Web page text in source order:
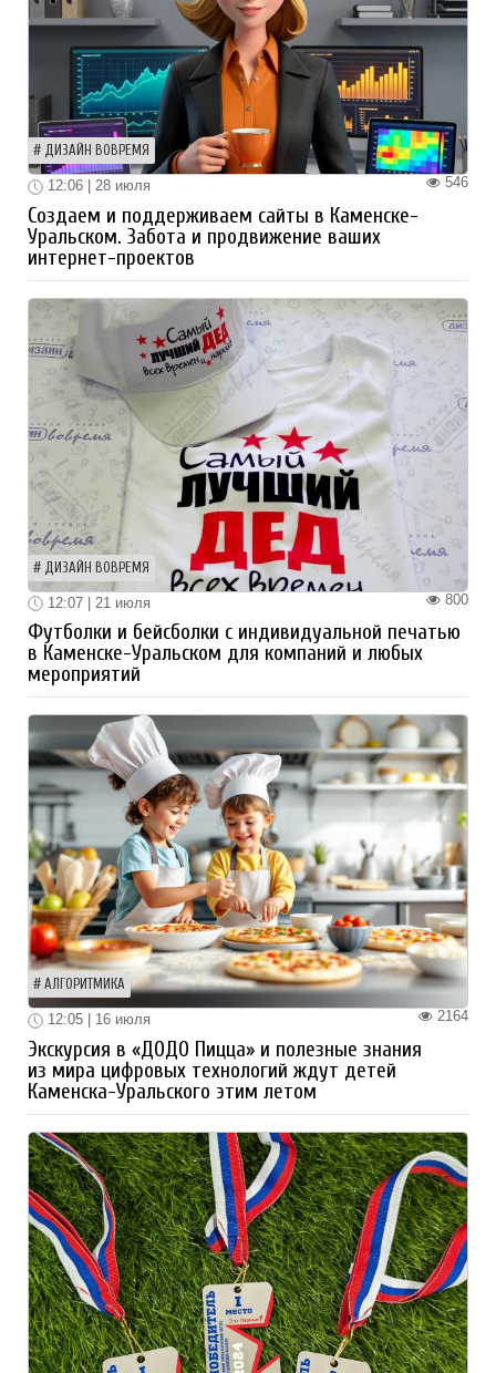
ДИЗАЙН ВОВРЕМЯ
546
12:06 | 28 июля
Создаем и поддерживаем сайты в Каменске-
Уральском. Забота и продвижение ваших
интернет-проектов
ДИЗАЙН ВОВРЕМЯ
800
12:07 | 21 июля
Футболки и бейсболки с индивидуальной печатью
в Каменске-Уральском для компаний и любых
мероприятий
АЛГОРИТМИКА
2164
12:05 | 16 июля
Экскурсия в «ДОДО Пицца» и полезные знания
из мира цифровых технологий ждут детей
Каменска-Уральского этим летом